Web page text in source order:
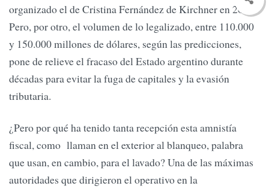
organizado el de Cristina Fernández de Kirchner en 2009.
Pero, por otro, el volumen de lo legalizado, entre 110.000
y 150.000 millones de dólares, según las predicciones,
pone de relieve el fracaso del Estado argentino durante
décadas para evitar la fuga de capitales y la evasión
tributaria.
¿Pero por qué ha tenido tanta recepción esta amnistía
fiscal, como llaman en el exterior al blanqueo, palabra
que usan, en cambio, para el lavado? Una de las máximas
autoridades que dirigieron el operativo en la